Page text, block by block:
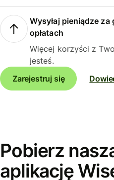
Wysyłaj pieniądze
opłatach
Więcej korzyści z
jesteś.
Zarejestruj się
Pobierz
aplikację